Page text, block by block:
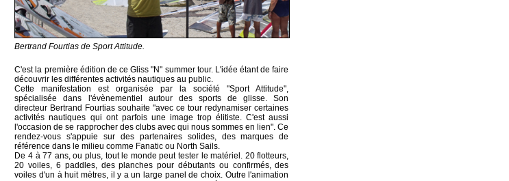
Bertrand Fourtias de Sport Attitude.
C'est la première édition de ce Gliss "N" summer tour. L'idée étant de faire
découvrir les différentes activités nautiques au public.
Cette manifestation est organisée par la société "Sport Attitude",
spécialisée dans l'évènementiel autour des sports de glisse. Son
directeur Bertrand Fourtias souhaite "avec ce tour redynamiser certaines
activités nautiques qui ont parfois une image trop élitiste. C'est aussi
l'occasion de se rapprocher des clubs avec qui nous sommes en lien". Ce
rendez-vous s'appuie sur des partenaires solides, des marques de
référence dans le milieu comme Fanatic ou North Sails.
De 4 à 77 ans, ou plus, tout le monde peut tester le matériel. 20 flotteurs,
20 voiles, 6 paddles, des planches pour débutants ou confirmés, des
voiles d'un à huit mètres, il y a un large panel de choix. Outre l'animation